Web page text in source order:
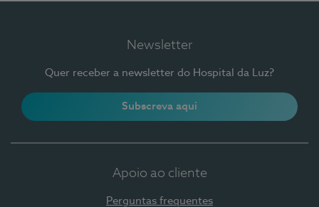
Newsletter
Quer receber a newsletter do Hospital da Luz?
Subscreva aqui
Apoio ao cliente
Perguntas frequentes